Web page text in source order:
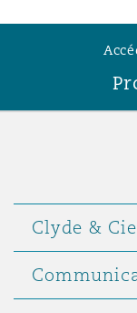
Clyde & Cie